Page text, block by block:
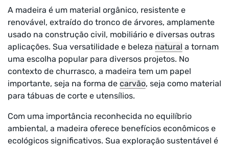
A madeira é um material orgânico, resistente e
renovável, extraído do tronco de árvores, amplamente
usado na construção civil, mobiliário e diversas outras
aplicações. Sua versatilidade e beleza natural a tornam
uma escolha popular para diversos projetos. No
contexto de churrasco, a madeira tem um papel
importante, seja na forma de carvão, seja como material
para tábuas de corte e utensílios.
Com uma importância reconhecida no equilíbrio
ambiental, a madeira oferece benefícios econômicos e
ecológicos significativos. Sua exploração sustentável é